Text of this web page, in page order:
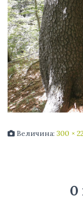
Величина: 300 ×
0